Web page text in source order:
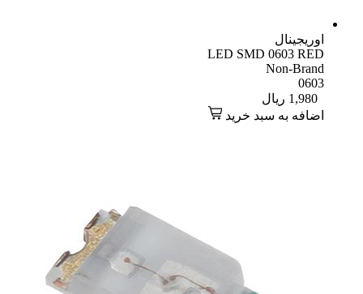
اوریجینال
LED SMD 0603 RED
Non-Brand
0603
1,980 ریال
اضافه به سبد خرید